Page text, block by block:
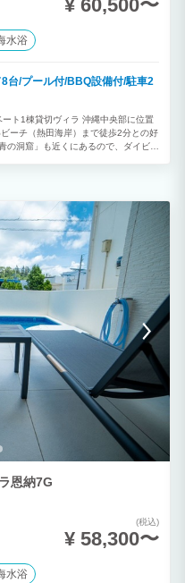
¥ 60,500〜
水浴
台/プール付/BBQ設備付/駐車2
ト1棟貸切ヴィラ 沖縄中央部に位置
ーチ（熱田海岸）まで徒歩2分との好
洞窟」も近くにあるので、ダイビン
恩納7G
(税込)
¥ 58,300〜
水浴